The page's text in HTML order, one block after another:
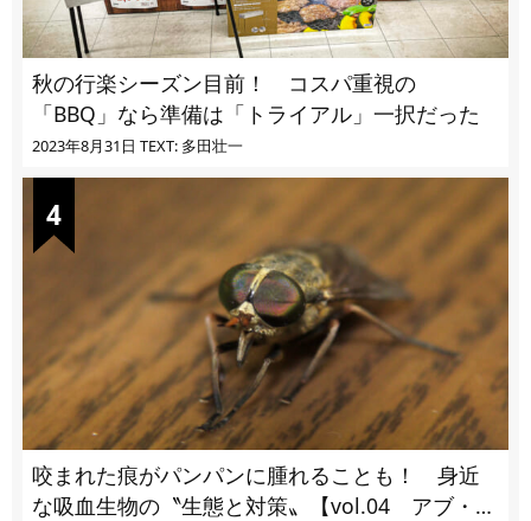
秋の行楽シーズン目前！ コスパ重視の
「BBQ」なら準備は「トライアル」一択だった
2023年8月31日 TEXT: 多田壮一
咬まれた痕がパンパンに腫れることも！ 身近
な吸血生物の〝生態と対策〟【vol.04 アブ・ブ